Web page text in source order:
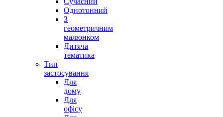
Однотонний
З
геометричним
малюнком
Дитяча
тематика
Тип
застосування
Для
дому
Для
офісу